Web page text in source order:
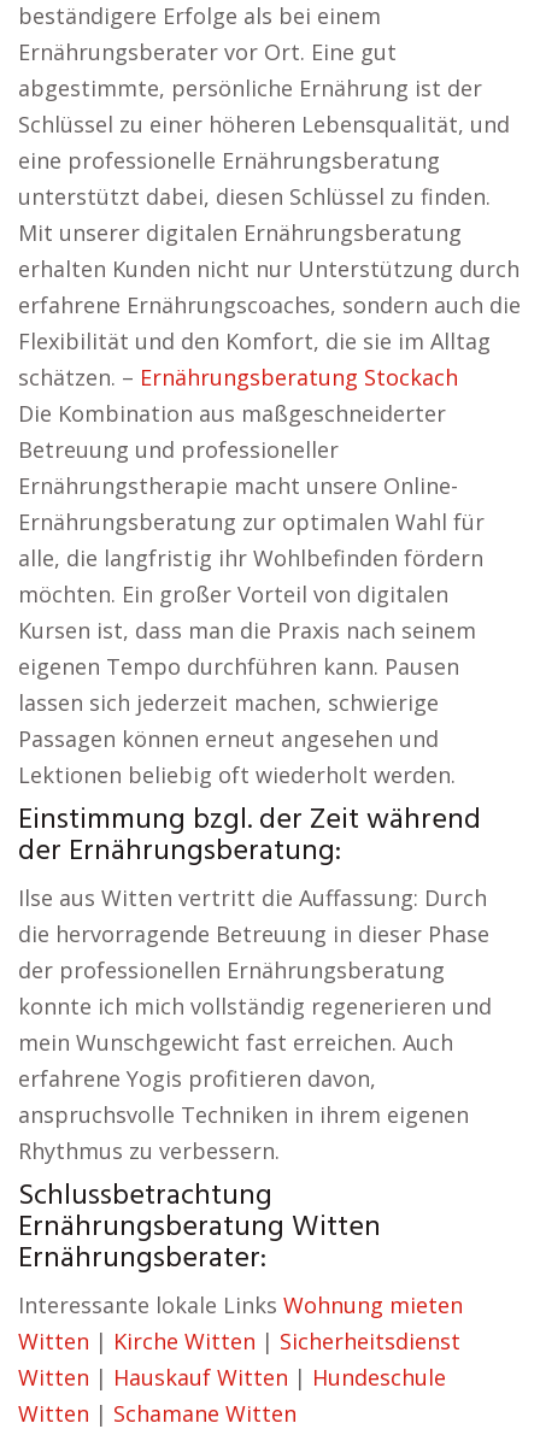
beständigere Erfolge als bei einem
Ernährungsberater vor Ort. Eine gut
abgestimmte, persönliche Ernährung ist der
Schlüssel zu einer höheren Lebensqualität, und
eine professionelle Ernährungsberatung
unterstützt dabei, diesen Schlüssel zu finden.
Mit unserer digitalen Ernährungsberatung
erhalten Kunden nicht nur Unterstützung durch
erfahrene Ernährungscoaches, sondern auch die
Flexibilität und den Komfort, die sie im Alltag
schätzen. – Ernährungsberatung Stockach
Die Kombination aus maßgeschneiderter
Betreuung und professioneller
Ernährungstherapie macht unsere Online-
Ernährungsberatung zur optimalen Wahl für
alle, die langfristig ihr Wohlbefinden fördern
möchten. Ein großer Vorteil von digitalen
Kursen ist, dass man die Praxis nach seinem
eigenen Tempo durchführen kann. Pausen
lassen sich jederzeit machen, schwierige
Passagen können erneut angesehen und
Lektionen beliebig oft wiederholt werden.
Einstimmung bzgl. der Zeit während
der Ernährungsberatung:
Ilse aus Witten vertritt die Auffassung: Durch
die hervorragende Betreuung in dieser Phase
der professionellen Ernährungsberatung
konnte ich mich vollständig regenerieren und
mein Wunschgewicht fast erreichen. Auch
erfahrene Yogis profitieren davon,
anspruchsvolle Techniken in ihrem eigenen
Rhythmus zu verbessern.
Schlussbetrachtung
Ernährungsberatung Witten
Ernährungsberater:
Interessante lokale Links Wohnung mieten
Witten | Kirche Witten | Sicherheitsdienst
Witten | Hauskauf Witten | Hundeschule
Witten | Schamane Witten